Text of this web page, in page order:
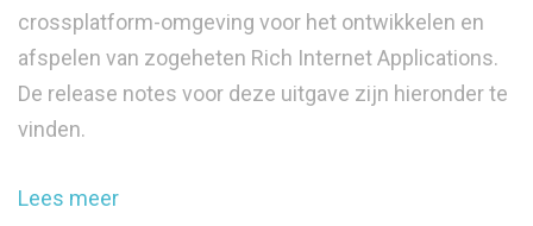
crossplatform-omgeving voor het ontwikkelen en
afspelen van zogeheten Rich Internet Applications.
De release notes voor deze uitgave zijn hieronder te
vinden.
Lees meer